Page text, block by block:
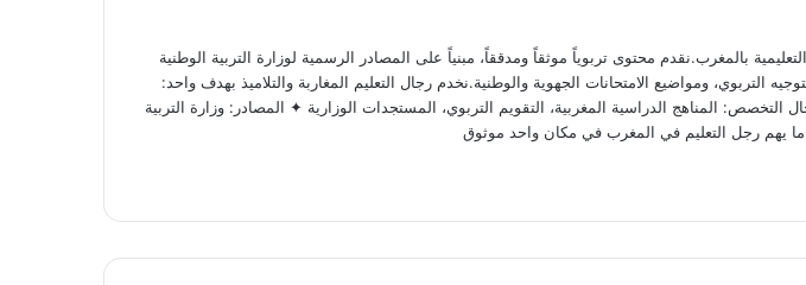
بالمغرب.نقدم محتوى تربوياً موثقاً ومدققاً، مبنياً على المصادر الرسمية لوزارة التربية الوطنية
التربوي، ومواضيع الامتحانات الجهوية والوطنية.نخدم رجال التعليم المغاربة والتلاميذ بهدف واحد:
المناهج الدراسية المغربية، التقويم التربوي، المستجدات الوزارية ✦ المصادر: وزارة التربية
ما يهم رجل التعليم في المغرب في مكان واحد موثوق